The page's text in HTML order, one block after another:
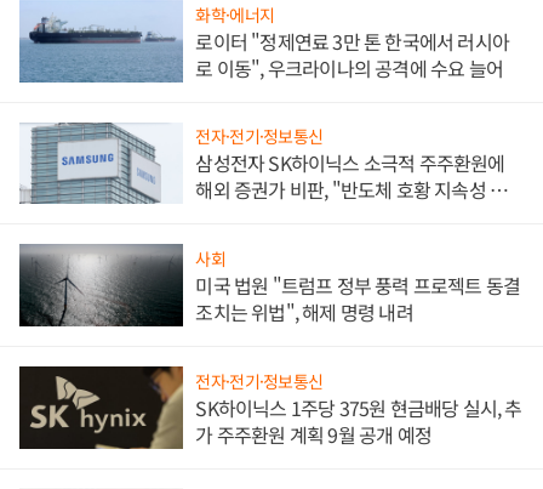
화학·에너지
로이터 "정제연료 3만 톤 한국에서 러시아
로 이동", 우크라이나의 공격에 수요 늘어
전자·전기·정보통신
삼성전자 SK하이닉스 소극적 주주환원에
해외 증권가 비판, "반도체 호황 지속성 의
사회
미국 법원 "트럼프 정부 풍력 프로젝트 동결
조치는 위법", 해제 명령 내려
전자·전기·정보통신
SK하이닉스 1주당 375원 현금배당 실시, 추
가 주주환원 계획 9월 공개 예정